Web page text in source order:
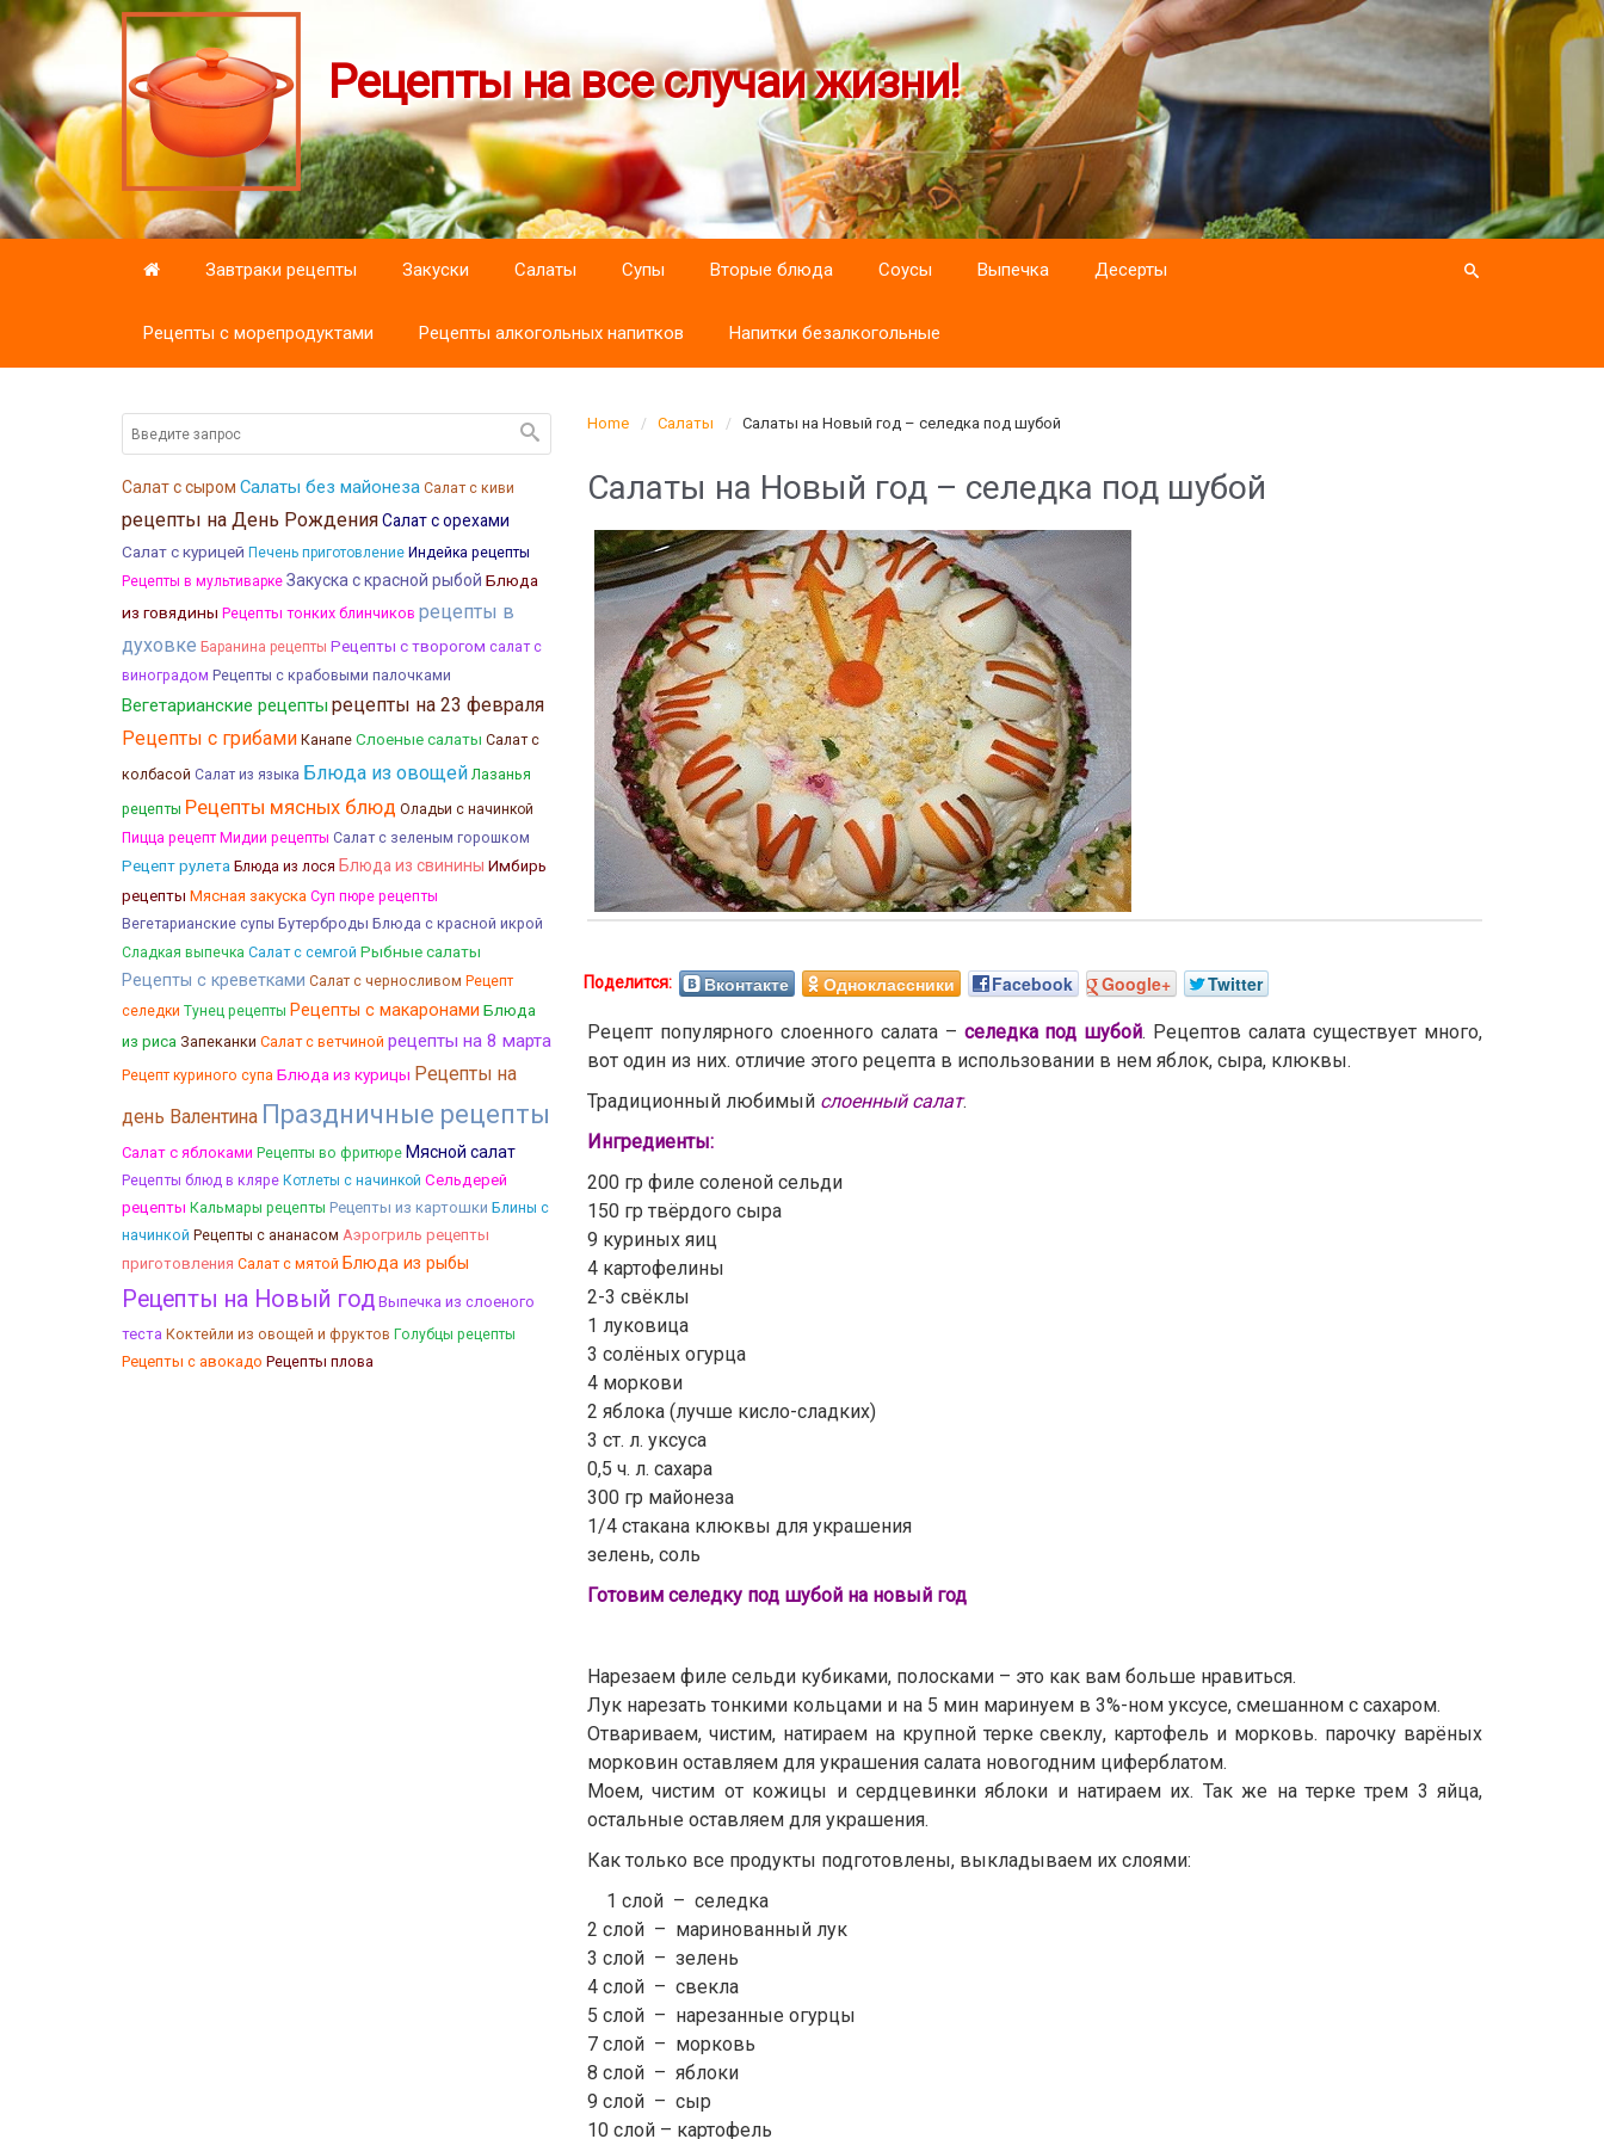
Рецепты на все случаи жизни!
Завтраки рецепты Закуски Салаты Супы Вторые блюда Соусы Выпечка Десерты
Рецепты с морепродуктами Рецепты алкогольных напитков Напитки безалкогольные
Home Салаты Салаты на Новый год – селедка под шубой
Салаты на Новый год – селедка под шубой
Вконтакте Одноклассники Facebook Google+ Twitter
Рецепт популярного слоенного салата – селедка под шубой. Рецептов салата существует много,
вот один из них. отличие этого рецепта в использовании в нем яблок, сыра, клюквы.
Традиционный любимый слоенный салат.
Ингредиенты:
200 гр филе соленой сельди
150 гр твёрдого сыра
9 куриных яиц
4 картофелины
2-3 свёклы
1 луковица
3 солёных огурца
4 моркови
2 яблока (лучше кисло-сладких)
3 ст. л. уксуса
0,5 ч. л. сахара
300 гр майонеза
1/4 стакана клюквы для украшения
зелень, соль
Готовим селедку под шубой на новый год
Нарезаем филе сельди кубиками, полосками – это как вам больше нравиться.
Лук нарезать тонкими кольцами и на 5 мин маринуем в 3%-ном уксусе, смешанном с сахаром.
Отвариваем, чистим, натираем на крупной терке свеклу, картофель и морковь. парочку варёных
морковин оставляем для украшения салата новогодним циферблатом.
Моем, чистим от кожицы и сердцевинки яблоки и натираем их. Так же на терке трем 3 яйца,
остальные оставляем для украшения.
Как только все продукты подготовлены, выкладываем их слоями:
1 слой – селедка
2 слой – маринованный лук
3 слой – зелень
4 слой – свекла
5 слой – нарезанные огурцы
7 слой – морковь
8 слой – яблоки
9 слой – сыр
10 слой – картофель
Салат с сыром Салаты без майонеза Салат с киви
рецепты на День РожденияСалат с орехами
Салат с курицей Печень приготовление Индейка рецепты
Рецепты в мультиварке Закуска с красной рыбой Блюда
из говядины Рецепты тонких блинчиков рецепты в
духовке Баранина рецепты Рецепты с творогом салат с
виноградом Рецепты с крабовыми палочками
Вегетарианские рецепты рецепты на 23 февраля
Рецепты с грибами Канапе Слоеные салаты Салат с
колбасой Салат из языка Блюда из овощей Лазанья
рецепты Рецепты мясных блюд Оладьи с начинкой
Пицца рецепт Мидии рецепты Салат с зеленым горошком
Рецепт рулета Блюда из лося Блюда из свинины Имбирь
рецепты Мясная закуска Суп пюре рецепты
Вегетарианские супы Бутерброды Блюда с красной икрой
Сладкая выпечка Салат с семгой Рыбные салаты
Рецепты с креветками Салат с черносливом Рецепт
селедки Тунец рецепты Рецепты с макаронами Блюда
из риса Запеканки Салат с ветчиной рецепты на 8 марта
Рецепт куриного супа Блюда из курицы Рецепты на
день Валентина Праздничные рецепты
Салат с яблоками Рецепты во фритюре Мясной салат
Рецепты блюд в кляре Котлеты с начинкой Сельдерей
рецепты Кальмары рецепты Рецепты из картошки Блины с
начинкой Рецепты с ананасом Аэрогриль рецепты
приготовления Салат с мятой Блюда из рыбы
Рецепты на Новый год Выпечка из слоеного
теста Коктейли из овощей и фруктов Голубцы рецепты
Рецепты с авокадо Рецепты плова